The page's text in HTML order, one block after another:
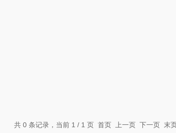
共 0 条记录，当前 1 / 1 页 首页 上一页 下一页 末